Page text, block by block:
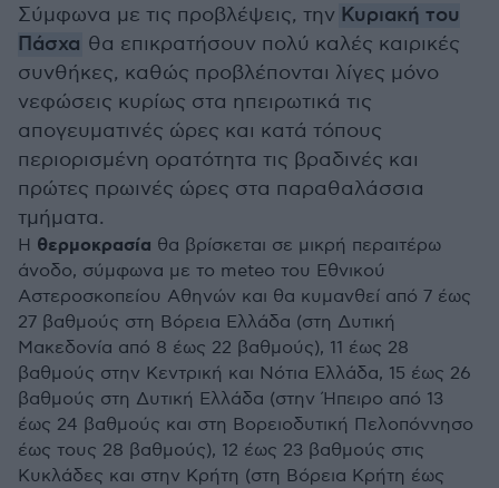
Σύμφωνα με τις προβλέψεις, την Κυριακή του
Πάσχα θα επικρατήσουν πολύ καλές καιρικές
συνθήκες, καθώς προβλέπονται λίγες μόνο
νεφώσεις κυρίως στα ηπειρωτικά τις
απογευματινές ώρες και κατά τόπους
περιορισμένη ορατότητα τις βραδινές και
πρώτες πρωινές ώρες στα παραθαλάσσια
τμήματα.
Η θερμοκρασία θα βρίσκεται σε μικρή περαιτέρω
άνοδο, σύμφωνα με το meteo του Εθνικού
Αστεροσκοπείου Αθηνών και θα κυμανθεί από 7 έως
27 βαθμούς στη Βόρεια Ελλάδα (στη Δυτική
Μακεδονία από 8 έως 22 βαθμούς), 11 έως 28
βαθμούς στην Κεντρική και Νότια Ελλάδα, 15 έως 26
βαθμούς στη Δυτική Ελλάδα (στην Ήπειρο από 13
έως 24 βαθμούς και στη Βορειοδυτική Πελοπόννησο
έως τους 28 βαθμούς), 12 έως 23 βαθμούς στις
Κυκλάδες και στην Κρήτη (στη Βόρεια Κρήτη έως